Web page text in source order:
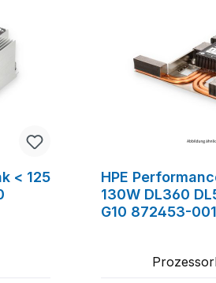
< 125
HPE
130W DL360
G10 872453-001